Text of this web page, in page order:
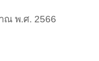
ณ พ.ศ. 2566